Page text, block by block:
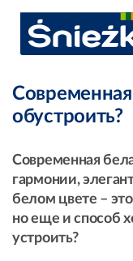
Современная
обустроить?
Современная
гармонии,
белом цвете –
но еще и способ
устроить?